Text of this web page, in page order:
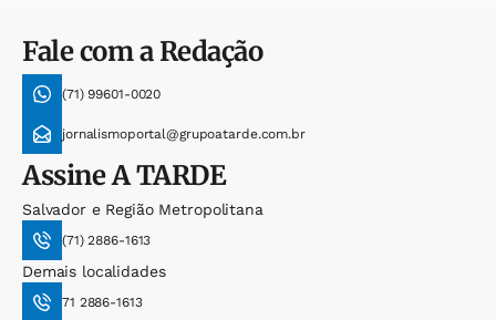
Fale com a Redação
(71) 99601-0020
jornalismoportal@grupoatarde.com.br
AssineA TARDE
Salvador e Região Metropolitana
(71) 2886-1613
Demais localidades
71 2886-1613